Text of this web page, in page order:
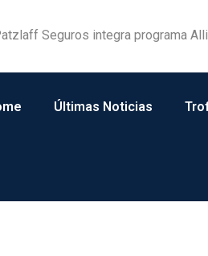
Seguros integra programa
Últimas Noticias